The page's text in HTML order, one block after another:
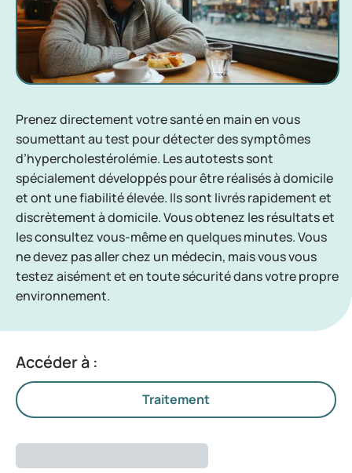
Prenez directement votre santé en main en vous
soumettant au test pour détecter des symptômes
d’hypercholestérolémie. Les autotests sont
spécialement développés pour être réalisés à domicile
et ont une fiabilité élevée. Ils sont livrés rapidement et
discrètement à domicile. Vous obtenez les résultats et
les consultez vous-même en quelques minutes. Vous
ne devez pas aller chez un médecin, mais vous vous
testez aisément et en toute sécurité dans votre propre
environnement.
Accéder à :
Traitement